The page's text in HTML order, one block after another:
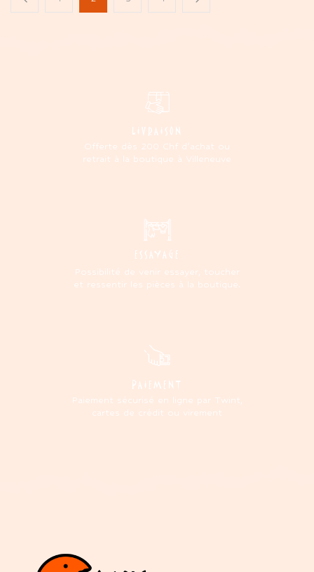
LIVRAISON
Offerte dès 200 Chf d'achat ou
retrait à la boutique à Villeneuve
ESSAYAGE
Possibilité de venir essayer, toucher
et ressentir les pièces à la boutique.
PAIEMENT
Paiement sécurisé en ligne par Twint,
cartes de crédit ou virement